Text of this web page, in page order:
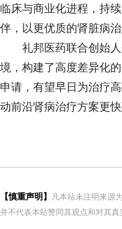
临床与商业化进程，持
伴，以更优质的肾脏病
礼邦医药联合创始
境，构建了高度差异化
申请，有望早日为治疗
动前沿肾病治疗方案更
【慎重声明】
凡本站未注明来源
并不代表本站赞同其观点和对其